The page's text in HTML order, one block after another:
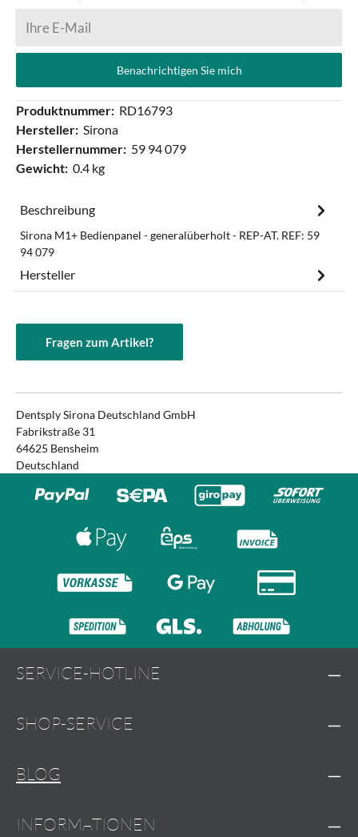
Benachrichtigen Sie mich
Produktnummer: RD16793
Hersteller: Sirona
Herstellernummer: 59 94 079
Gewicht: 0.4 kg
Beschreibung
Sirona M1+ Bedienpanel - generalüberholt - REP-AT. REF: 59
94 079
Hersteller
Fragen zum Artikel?
Dentsply Sirona Deutschland GmbH
Fabrikstraße 31
64625 Bensheim
Deutschland
SERVICE-HOTLINE
SHOP-SERVICE
BLOG
INFORMATIONEN